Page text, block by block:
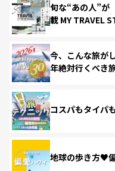
旬な“あの人”が
載 MY TRAVEL
今、こんな旅が
年絶対行くべき
コスパもタイパ
地球の歩き方♥